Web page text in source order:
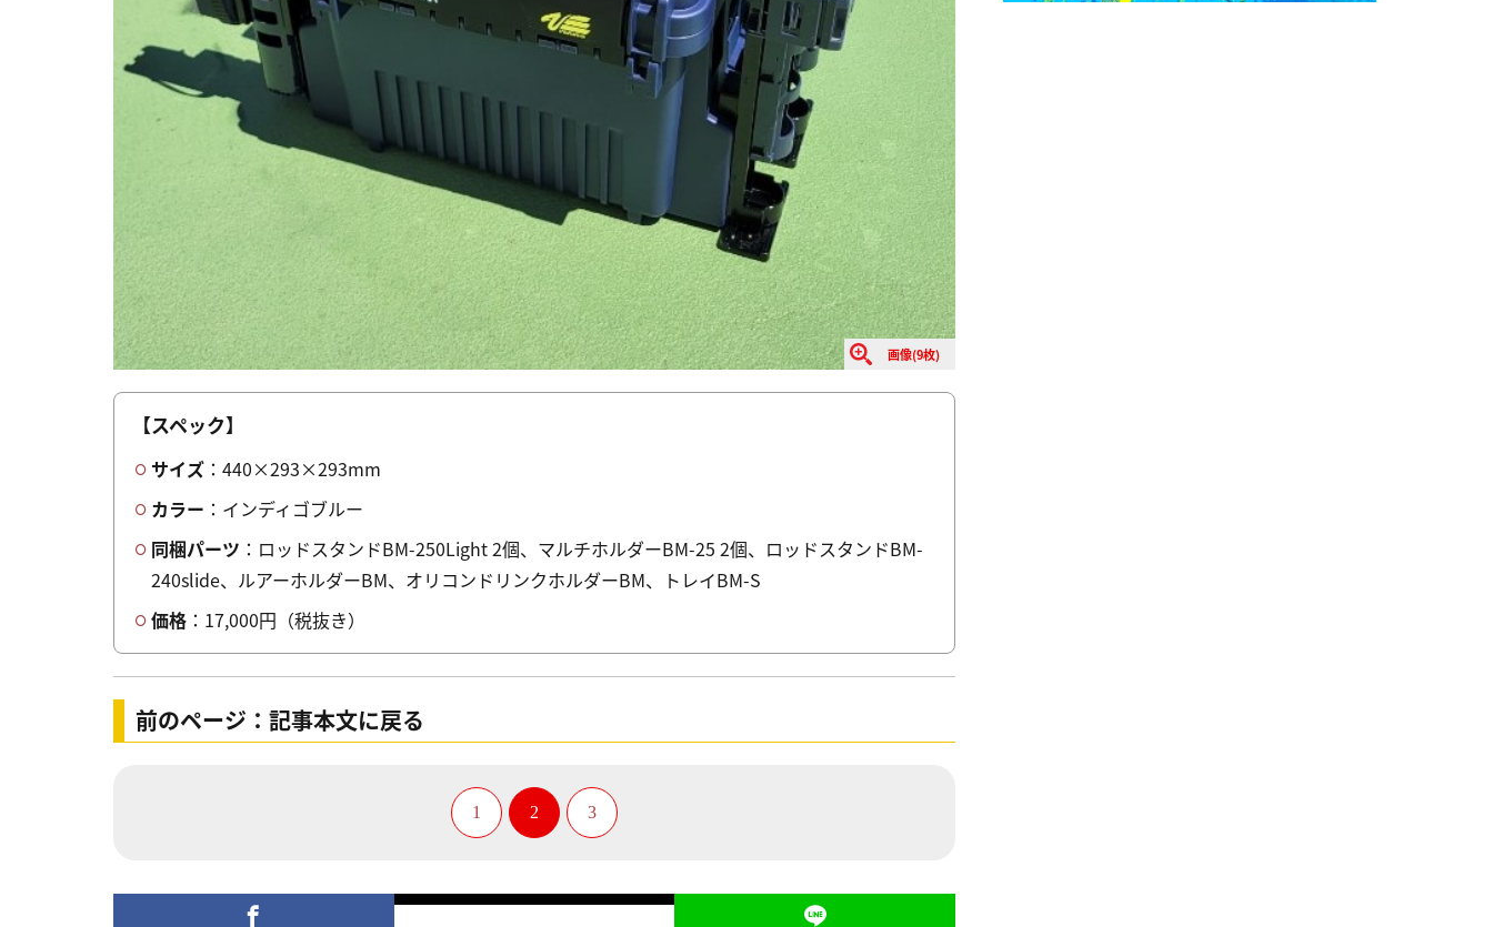
画像(9枚)
【スペック】
サイズ ：440×293×293mm
カラー ：インディゴブルー
同梱パーツ ：ロッドスタンドBM-250Light 2個、マルチホルダーBM-25 2個、ロッドスタンドBM-
240slide、ルアーホルダーBM、オリコンドリンクホルダーBM、トレイBM-S
価格 ：17,000円（税抜き）
前のページ：記事本文に戻る
1 2 3